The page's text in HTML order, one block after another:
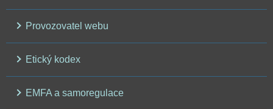
Provozovatel webu
Etický kodex
EMFA a samoregulace